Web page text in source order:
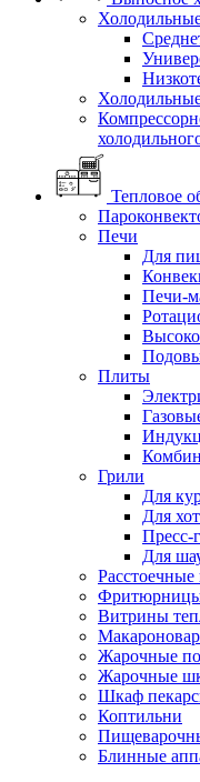
Тепловое
Печи
Для
Печи-
Плиты
Грили
Для
Для
Пресс-
Для
Витрины
Жарочные
Жарочные
Шкаф
Коптильни
Блинные